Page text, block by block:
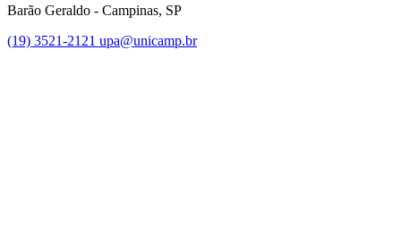
Barão Geraldo - Campinas, SP
(19) 3521-2121 upa@unicamp.br